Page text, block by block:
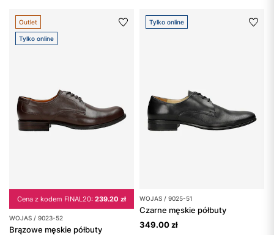
Outlet
Tylko online
Cena z kodem FINAL20: 239.20 zł
WOJAS / 9023-52
Brązowe męskie półbuty
Tylko online
WOJAS / 9025-51
Czarne męskie półbuty
349.00 zł